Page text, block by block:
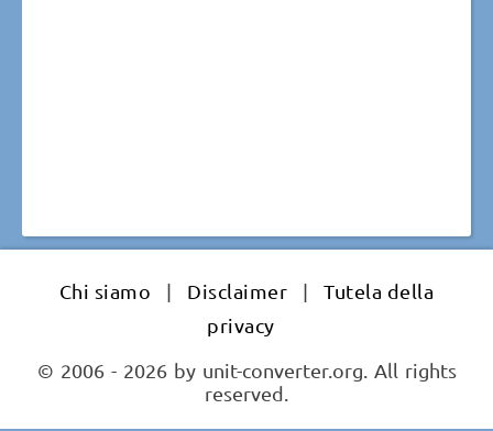
Chi siamo | Disclaimer |
Tutela della
privacy
© 2006 - 2026 by unit-converter.org. All rights
reserved.